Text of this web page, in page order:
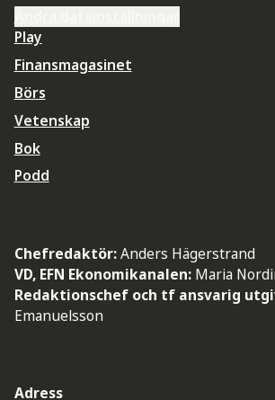
Play
Finansmagasinet
Börs
Vetenskap
Bok
Podd
Chefredaktör:Anders Hägerstrand
VD, EFN Ekonomikanalen: Maria
Redaktionschef och tf ansvarig
Emanuelsson
Adress